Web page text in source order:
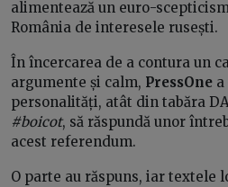
alimentează un euro-
România de interesele rusești.
În încercarea de a contura un
argumente și calm, PressOne
personalități, atât din tabăra
#boicot, să răspundă unor
acest referendum.
O parte au răspuns, iar textele